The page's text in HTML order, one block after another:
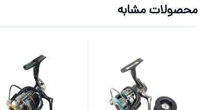
محصولات مشابه